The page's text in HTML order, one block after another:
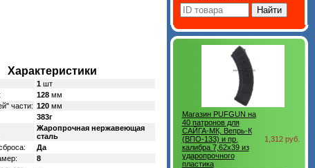
Характеристики
1 шт
128 мм
части: 120мм
383г
Жаропрочная нержавеющая
сталь
Да
8
Магазин PUFGUN на
40 патронов для
САЙГА-МК, Вепрь-К
(ВПО-133) и пр.
калибра 7,62х39 из
ударопрочного
пластика
1,312 руб.